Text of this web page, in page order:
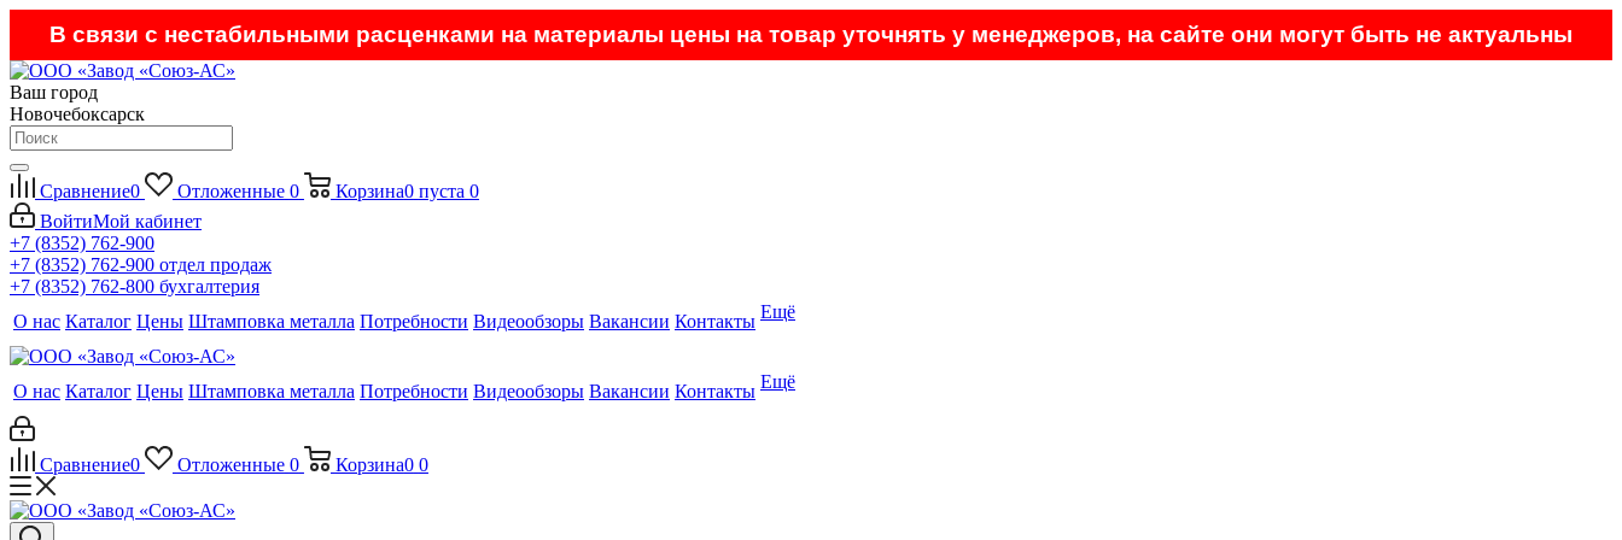
В связи с нестабильными расценками на материалы цены на товар уточнять у менеджеров, на сайте они могут быть не актуальны
Ваш город
Новочебоксарск
Сравнение0 Отложенные 0 Корзина0 пуста 0
ВойтиМой кабинет
+7 (8352) 762-900
+7 (8352) 762-900 отдел продаж
+7 (8352) 762-800 бухгалтерия
О нас Каталог Цены Штамповка металла Потребности Видеообзоры Вакансии Контакты Ещё
О нас Каталог Цены Штамповка металла Потребности Видеообзоры Вакансии Контакты Ещё
Сравнение0 Отложенные 0 Корзина0 0